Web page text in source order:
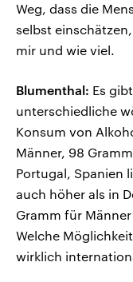
Weg, dass die
selbst
mir und wie viel.
Blumenthal: Es
unterschiedliche
Konsum von
Männer, 98
Portugal, Spanien
auch höher als in
Gramm für
Welche
wirklich